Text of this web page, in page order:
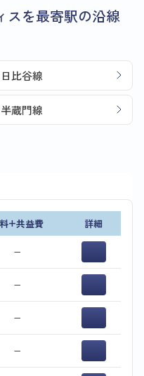
スを最寄駅の沿線
日比谷線
半蔵門線
+共益費 詳細
−
−
−
−